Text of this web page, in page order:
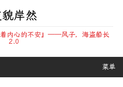
岸然
着内心的不安』——风子，海盗船长
2.0
菜单